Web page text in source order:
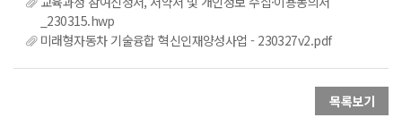
_230315.hwp
미래형자동차 기술융합 혁신인재양성사업 - 230327v2.pdf
목록보기